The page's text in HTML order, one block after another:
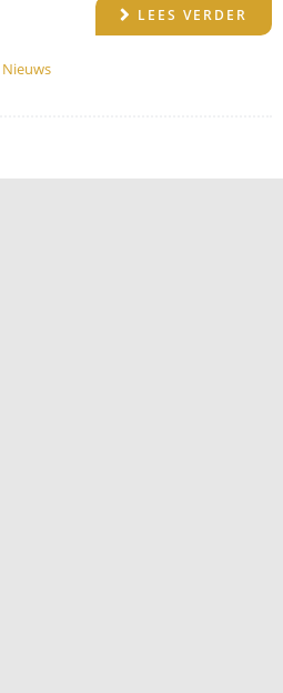
LEES VERDER
Nieuws